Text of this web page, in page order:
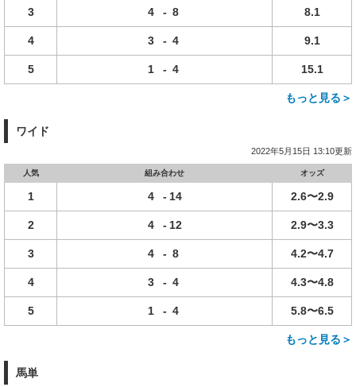
3 4 - 8 8.1
4 3 - 4 9.1
5 1 - 4 15.1
もっと見る＞
ワイド
2022年5月15日 13:10更新
人気 組み合わせ オッズ
1 4 - 14 2.6〜2.9
2 4 - 12 2.9〜3.3
3 4 - 8 4.2〜4.7
4 3 - 4 4.3〜4.8
5 1 - 4 5.8〜6.5
もっと見る＞
馬単